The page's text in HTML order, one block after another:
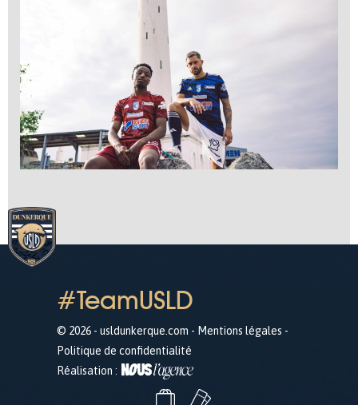
#TeamUSLD
© 2026 - usldunkerque.com - Mentions légales -
Politique de confidentialité
Réalisation :